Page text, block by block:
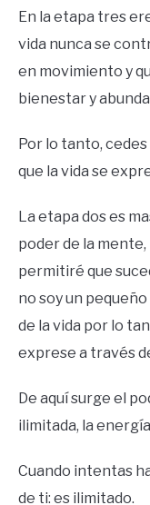
En la etapa tres
vida nunca se
en movimiento y
bienestar y
Por lo tanto,
que la vida se
La etapa dos es
poder de la
permitiré que
no soy un
de la vida por lo
exprese a través
De aquí surge el
ilimitada, la
Cuando intentas
de ti: es ilimitado.